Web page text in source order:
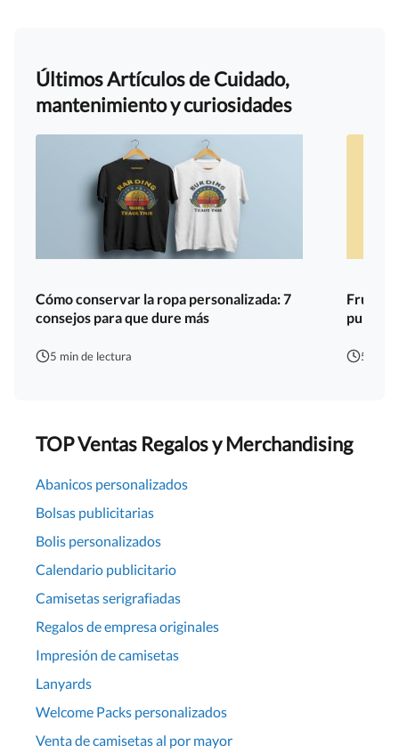
Últimos Artículos de Cuidado,
mantenimiento y curiosidades
Cómo conservar la ropa personalizada: 7
consejos para que dure más
5 min de lectura
Fruit of
5 min
TOP Ventas Regalos y Merchandising
Abanicos personalizados
Bolsas publicitarias
Bolis personalizados
Calendario publicitario
Camisetas serigrafiadas
Regalos de empresa originales
Impresión de camisetas
Lanyards
Welcome Packs personalizados
Venta de camisetas al por mayor